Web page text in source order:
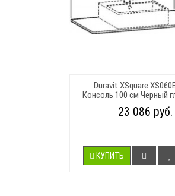
Duravit XSquare
Консоль 100 см Черный
23 086 руб.
КУПИТЬ